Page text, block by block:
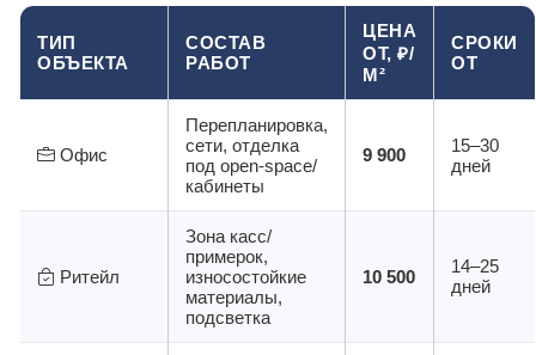
ТИП
ОБЪЕКТА
СОСТАВ
РАБОТ
ЦЕНА
ОТ, ₽/
М²
СРОКИ
ОТ
Офис
Перепланировка,
сети, отделка
под open-space/
кабинеты
9 900
15–30
дней
Ритейл
Зона касс/
примерок,
износостойкие
материалы,
подсветка
10 500
14–25
дней